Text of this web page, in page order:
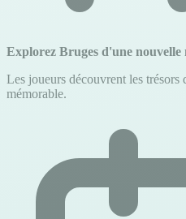
Explorez Bruges d'une nouvelle
Les joueurs découvrent les
mémorable.